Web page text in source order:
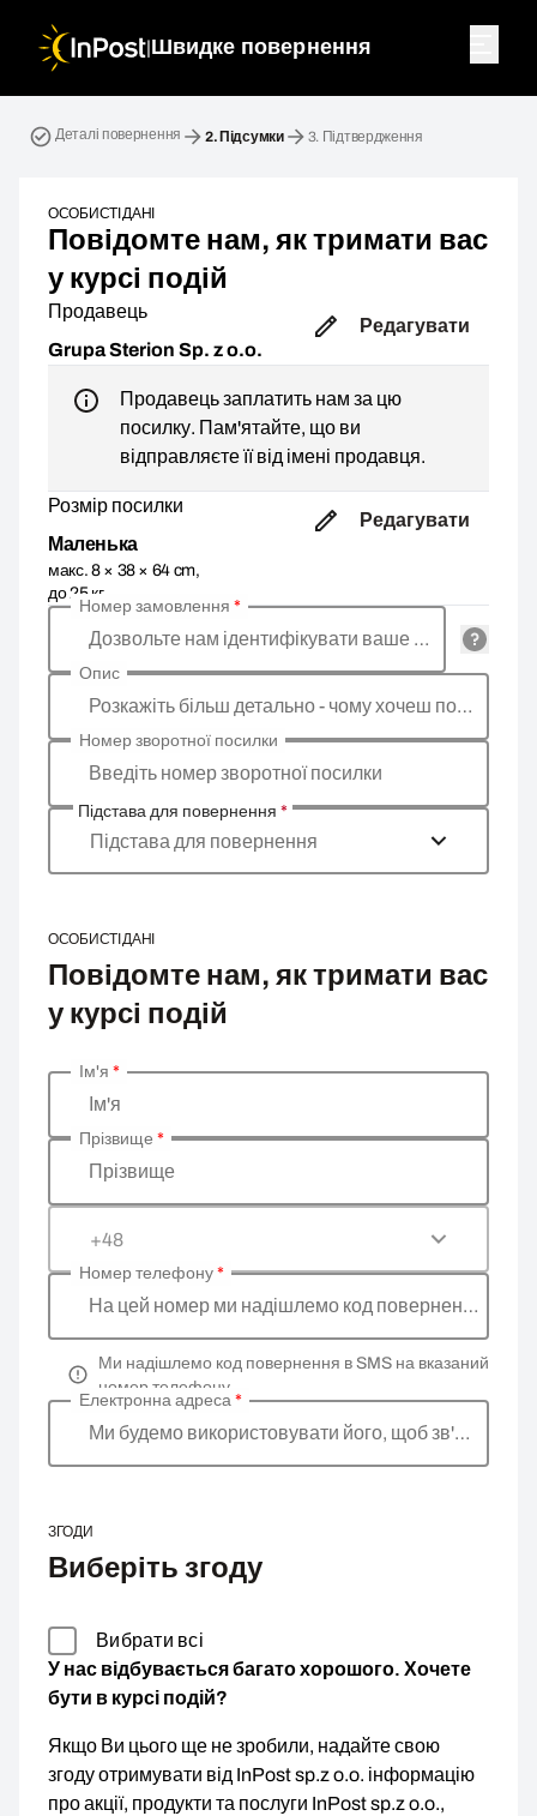
| Швидке повернення
Деталі повернення 2. Підсумки 3. Підтвердження
ОСОБИСТІ ДАНІ
Повідомте нам, як тримати вас
у курсі подій
Продавець
Grupa Sterion Sp. z o.o.
Редагувати
Продавець заплатить нам за цю
посилку. Пам'ятайте, що ви
відправляєте її від імені продавця.
Розмір посилки
Маленька
макс. 8 × 38 × 64 cm,
до 25 кг
Редагувати
Дозвольте нам ідентифікувати ваше замовлення
Номер замовлення *
Розкажіть більш детально - чому хочеш повернути товар, яка причина?
Опис
Введіть номер зворотної посилки
Номер зворотної посилки
Підстава для повернення *
Підстава для повернення
ОСОБИСТІ ДАНІ
Повідомте нам, як тримати вас
у курсі подій
Введіть ваші особисті дані
Ім'я
Ім'я *
Прізвище
Прізвище *
+48
На цей номер ми надішлемо код повернення
Номер телефону*
Ми надішлемо код повернення в SMS на вказаний
номер телефону
Ми будемо використовувати його, щоб зв'язатися
Електронна адреса*
ЗГОДИ
Виберіть згоду
Вибрати всі
У нас відбувається багато хорошого. Хочете
бути в курсі подій?
Якщо Ви цього ще не зробили, надайте свою
згоду отримувати від InPost sp.z o.o. інформацію
про акції, продукти та послуги InPost sp.z o.o.,